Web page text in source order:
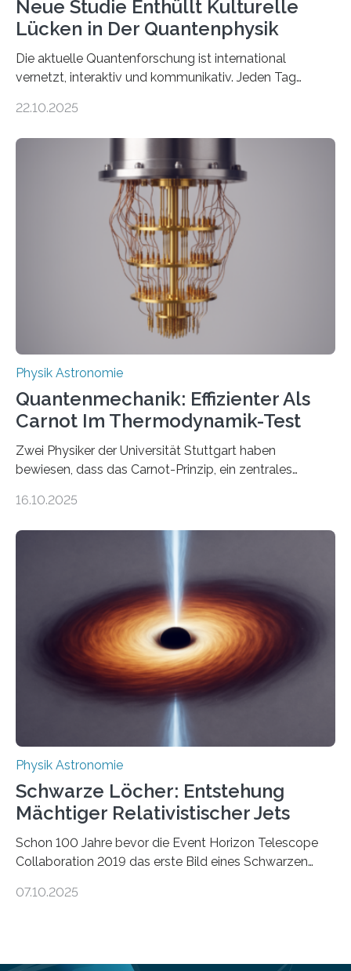
Neue Studie Enthüllt Kulturelle
Lücken in Der Quantenphysik
Die aktuelle Quantenforschung ist international
vernetzt, interaktiv und kommunikativ. Jeden Tag
oft von Autor*innen, die eng zusammenarbeiten. Neue
werden schnell weiterentwickelt. Dies ist der Alltag in
der Forschung der Quantentheorie, die dieses Jahr 100
Jahre alt geworden ist, weshalb die UNESCO 2025 zum
Internationalen Jahr der Quantenwissenschaft und -
technologie ausgerufen hat. Doch nun hat eine
internationale Forschungsgruppe um den
22.10.2025
Physik Astronomie
Quantenmechanik: Effizienter Als
Carnot Im Thermodynamik-Test
Zwei Physiker der Universität Stuttgart haben
bewiesen, dass das Carnot-Prinzip, ein zentrales
Größenordnung von Atomen gilt, deren physikalische
Quantenmotoren voranbringen. Das
Wissenschaftsjournal Science Advances veröffentlichte
die Herleitung. (DOI: 10.1126/sciadv.adw8462)
Verbrennungsmotoren oder Dampfturbinen sind
Wärmekraftmaschinen: Sie wandeln thermische
Energie in mechanische Bewegung um – oder anders
ausgedrückt, Wärme in Bewegung. In
quantenmechanischen Experimenten ist es in den…
16.10.2025
Physik Astronomie
Schwarze Löcher: Entstehung
Mächtiger Relativistischer Jets
Schon 100 Jahre bevor die Event Horizon Telescope
Collaboration 2019 das erste Bild eines Schwarzen
hatte der Astronom Heber Curtis einen seltsamen
07.10.2025